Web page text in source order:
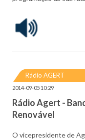
Rádio AGERT
2014-09-05 10:29
Rádio Agert -
Renovável
O vice­presidente de